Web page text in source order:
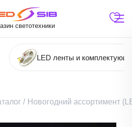
светотехники
LED ленты и
/ Новогодний ассортимент